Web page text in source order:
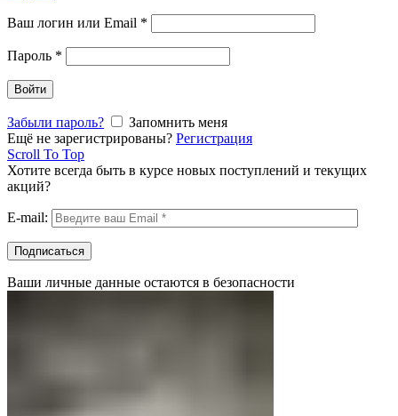
Ваш логин или Email *
Пароль *
Войти
Забыли пароль?
Запомнить меня
Ещё не зарегистрированы? Регистрация
Scroll To Top
Хотите всегда быть в курсе новых поступлений и текущих
акций?
E-mail:
Ваши личные данные остаются в безопасности